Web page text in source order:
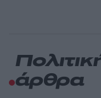
άρθρα